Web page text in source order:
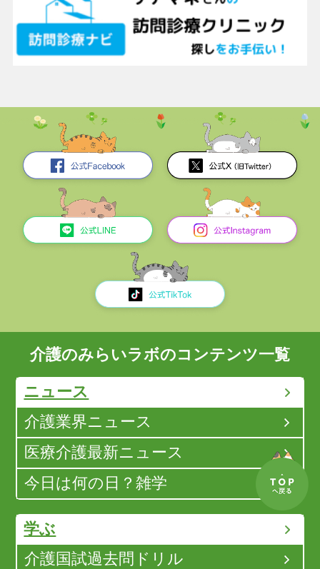
介護のみらいラボのコンテンツ一覧
ニュース
介護業界ニュース
医療介護最新ニュース
今日は何の日？雑学
学ぶ
介護国試過去問ドリル